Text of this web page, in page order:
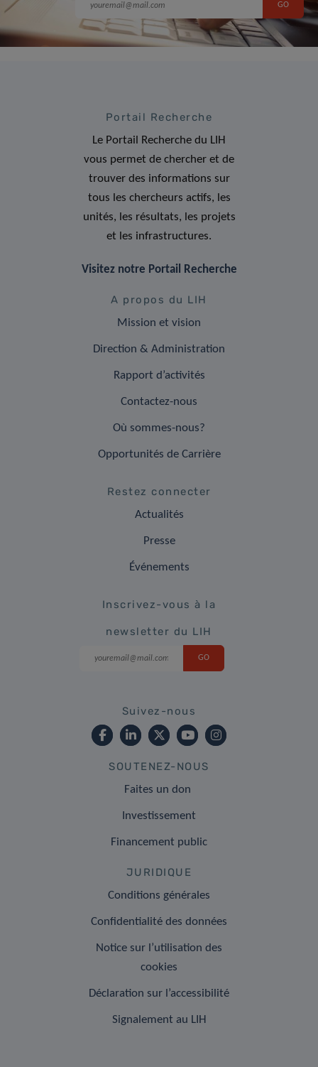
Portail Recherche
Le Portail Recherche du LIH
vous permet de chercher et de
trouver des informations sur
tous les chercheurs actifs, les
unités, les résultats, les projets
et les infrastructures.
Visitez notre Portail Recherche
A propos du LIH
Mission et vision
Direction & Administration
Rapport d’activités
Contactez-nous
Où sommes-nous?
Opportunités de Carrière
Restez connecter
Actualités
Presse
Événements
Inscrivez-vous à la
newsletter du LIH
Suivez-nous
SOUTENEZ-NOUS
Faites un don
Investissement
Financement public
JURIDIQUE
Conditions générales
Confidentialité des données
Notice sur l’utilisation des
cookies
Déclaration sur l’accessibilité
Signalement au LIH